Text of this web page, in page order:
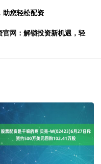
助您轻松配资
网：解锁投资新机遇，轻